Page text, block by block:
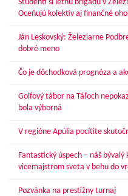
Študenti si letnú brigádu v
Oceňujú kolektív aj finančné
Ján Leskovský: Železiarne
dobré meno
Čo je dôchodková prognóza a
Golfový tábor na Táľoch
bola výborná
V regióne Apúlia pocítite
Fantastický úspech – náš
vicemajstrom sveta v behu do
Pozvánka na prestížny turnaj